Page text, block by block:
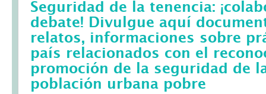
Seguridad de la tenencia:
debate! Divulgue aquí
relatos, informaciones sobre
país relacionados con el
promoción de la seguridad de
población urbana pobre